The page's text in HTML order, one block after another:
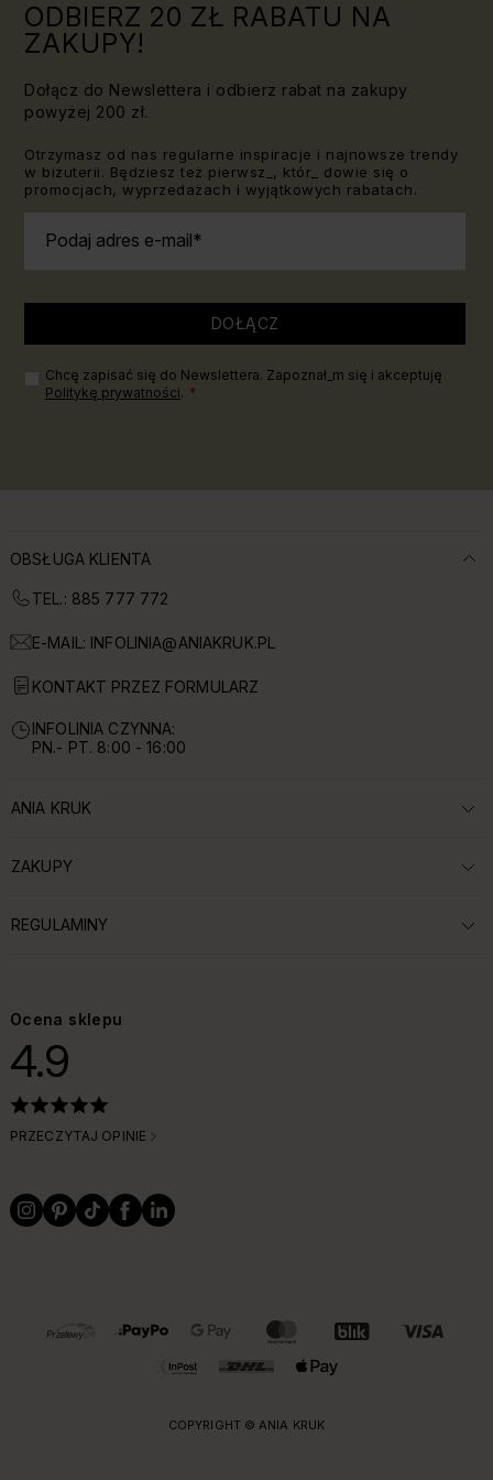
ODBIERZ 20 ZŁ RABATU NA
ZAKUPY!
Dołącz do Newslettera i odbierz rabat na zakupy
powyżej 200 zł.
Otrzymasz od nas regularne inspiracje i najnowsze trendy
w biżuterii. Będziesz też pierwsz_, któr_ dowie się o
promocjach, wyprzedażach i wyjątkowych rabatach.
Podaj adres e-mail
DOŁĄCZ
Chcę zapisać się do Newslettera. Zapoznał_m się i akceptuję
Politykę prywatności.
OBSŁUGA KLIENTA
TEL.: 885 777 772
E-MAIL: INFOLINIA@ANIAKRUK.PL
KONTAKT PRZEZ FORMULARZ
INFOLINIA CZYNNA:
PN.- PT. 8:00 - 16:00
ROZWIŃ SEKCJĘ:
ANIA KRUK
ROZWIŃ SEKCJĘ:
ZAKUPY
ROZWIŃ SEKCJĘ:
REGULAMINY
Ocena sklepu
4.9
PRZECZYTAJ OPINIE
OBSŁUGIWANE FORMY PŁATNOŚCI I DOSTAWY
COPYRIGHT © ANIA KRUK